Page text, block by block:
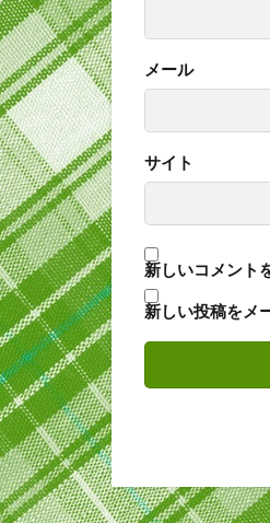
メール
サイト
新しいコメント
新しい投稿をメ